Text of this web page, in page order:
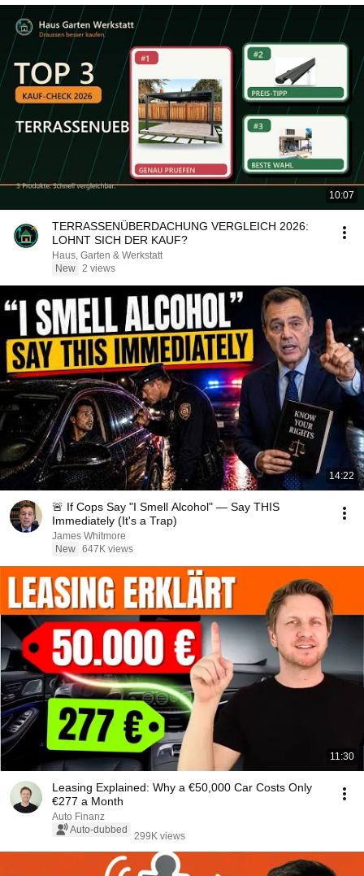
10:07
TERRASSENÜBERDACHUNG VERGLEICH 2026:
LOHNT SICH DER KAUF?
Haus, Garten & Werkstatt
New 2 views
14:22
🚨 If Cops Say "I Smell Alcohol" — Say THIS
Immediately (It's a Trap)
James Whitmore
New 647K views
11:30
Leasing Explained: Why a €50,000 Car Costs Only
€277 a Month
Auto Finanz
Auto-dubbed
299K views